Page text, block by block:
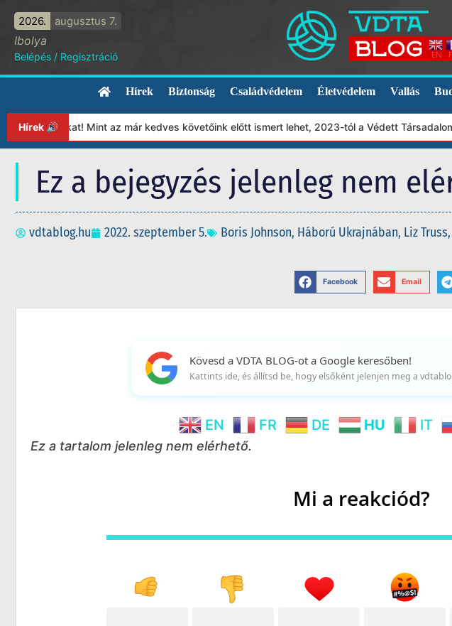
2026. augusztus 7.
Ibolya
Belépés / Regisztráció EN
Hírek Biztonság Családvédelem Életvédelem Vallás
Hírek 🔊 Mint az már kedves követőink előtt ismert lehet, 2023-tól a Védett Társadalom
Ez a bejegyzés jelenleg nem
vdtablog.hu 2022. szeptember 5. Boris Johnson, Háború Ukrajnában, Liz Truss,
Facebook Email
Kövesd a VDTA BLOG-ot a Google keresőben!
Kattints ide, és állítsd be, hogy elsőként jelenjen meg a
EN FR DE HU IT
Ez a tartalom jelenleg nem elérhető.
Mi a reakciód?